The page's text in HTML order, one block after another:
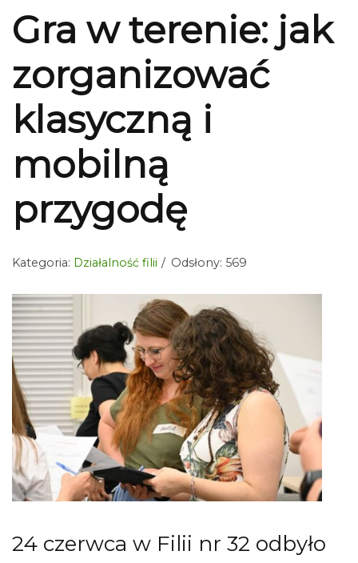
Gra w terenie: jak
zorganizować
klasyczną i
mobilną
przygodę
Kategoria: Działalność filii Odsłony: 569
24 czerwca w Filii nr 32 odbyło